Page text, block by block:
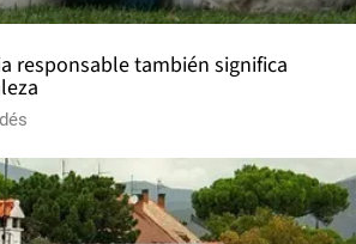
responsable también significa